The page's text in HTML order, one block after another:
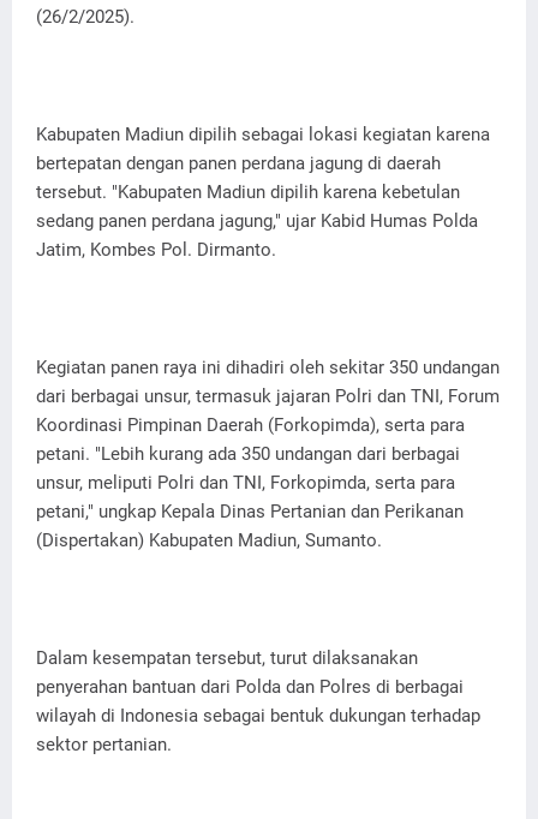
(26/2/2025).
Kabupaten Madiun dipilih sebagai lokasi kegiatan karena
bertepatan dengan panen perdana jagung di daerah
tersebut. "Kabupaten Madiun dipilih karena kebetulan
sedang panen perdana jagung," ujar Kabid Humas Polda
Jatim, Kombes Pol. Dirmanto.
Kegiatan panen raya ini dihadiri oleh sekitar 350 undangan
dari berbagai unsur, termasuk jajaran Polri dan TNI, Forum
Koordinasi Pimpinan Daerah (Forkopimda), serta para
petani. "Lebih kurang ada 350 undangan dari berbagai
unsur, meliputi Polri dan TNI, Forkopimda, serta para
petani," ungkap Kepala Dinas Pertanian dan Perikanan
(Dispertakan) Kabupaten Madiun, Sumanto.
Dalam kesempatan tersebut, turut dilaksanakan
penyerahan bantuan dari Polda dan Polres di berbagai
wilayah di Indonesia sebagai bentuk dukungan terhadap
sektor pertanian.